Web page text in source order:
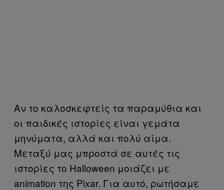
Αν το καλοσκεφτείς τα παραμύθια και
οι παιδικές ιστορίες είναι γεμάτα
μηνύματα, αλλά και πολύ αίμα.
Μεταξύ μας μπροστά σε αυτές τις
ιστορίες το Halloween μοιάζει με
animation της Pixar. Για αυτό, ρωτήσαμε